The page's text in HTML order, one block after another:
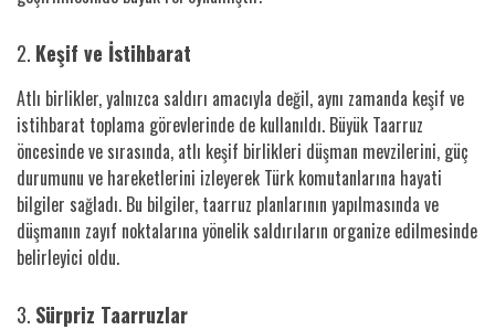
2. Keşif ve İstihbarat
Atlı birlikler, yalnızca saldırı amacıyla değil, aynı zamanda keşif ve
istihbarat toplama görevlerinde de kullanıldı. Büyük Taarruz
öncesinde ve sırasında, atlı keşif birlikleri düşman mevzilerini, güç
durumunu ve hareketlerini izleyerek Türk komutanlarına hayati
bilgiler sağladı. Bu bilgiler, taarruz planlarının yapılmasında ve
düşmanın zayıf noktalarına yönelik saldırıların organize edilmesinde
belirleyici oldu.
3. Sürpriz Taarruzlar